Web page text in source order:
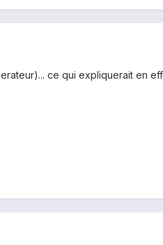
ce qui expliquerait en